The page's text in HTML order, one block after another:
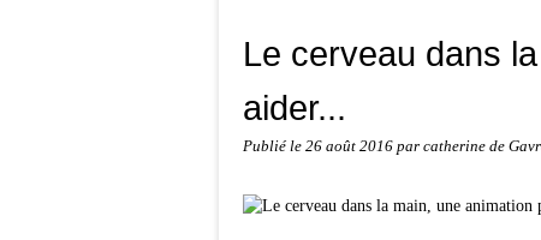
Le cerveau dans
aider...
Publié le 26 août 2016 par catherine de